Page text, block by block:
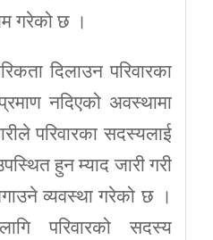
गरेको छ ।
दिलाउन परिवारका
नदिएको अवस्थामा
परिवारका सदस्यलाई
हुन म्याद जारी गरी
व्यवस्था गरेको छ ।
परिवारको सदस्य